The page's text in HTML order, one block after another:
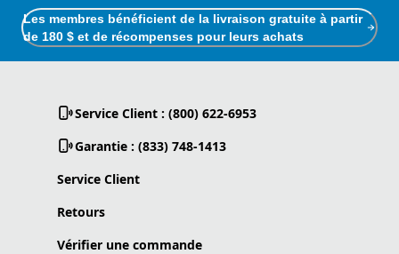
Les membres bénéficient de la livraison gratuite à partir
de 180 $ et de récompenses pour leurs achats
Service Client : (800) 622-6953
Garantie : (833) 748-1413
Service Client
Retours
Vérifier une commande